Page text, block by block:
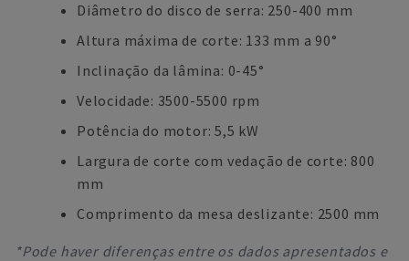
Diâmetro do disco de serra: 250-400 mm
Altura máxima de corte: 133 mm a 90°
Inclinação da lâmina: 0-45°
Velocidade: 3500-5500 rpm
Potência do motor: 5,5 kW
Largura de corte com vedação de corte: 800
mm
Comprimento da mesa deslizante: 2500 mm
*Pode haver diferenças entre os dados apresentados e